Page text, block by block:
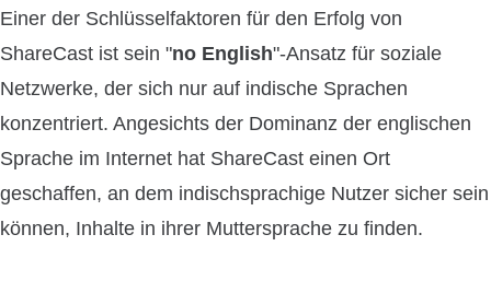
Einer der Schlüsselfaktoren für den Erfolg von
ShareCast ist sein "no English"-Ansatz für soziale
Netzwerke, der sich nur auf indische Sprachen
konzentriert. Angesichts der Dominanz der englischen
Sprache im Internet hat ShareCast einen Ort
geschaffen, an dem indischsprachige Nutzer sicher sein
können, Inhalte in ihrer Muttersprache zu finden.